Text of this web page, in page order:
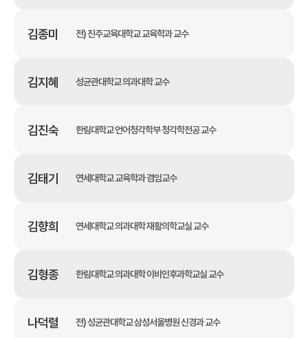
김종미 전) 진주교육대학교 교육학과 교수
김지혜 성균관대학교 의과대학 교수
김진숙 한림대학교 언어청각학부 청각학전공 교수
김태기 연세대학교 교육학과 겸임교수
김향희 연세대학교 의과대학 재활의학교실 교수
김형종 한림대학교 의과대학 이비인후과학교실 교수
나덕렬 전) 성균관대학교 삼성서울병원 신경과 교수